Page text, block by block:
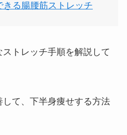
きる腸腰筋ストレッチ
トレッチ手順を解説して
て、下半身痩せする方法